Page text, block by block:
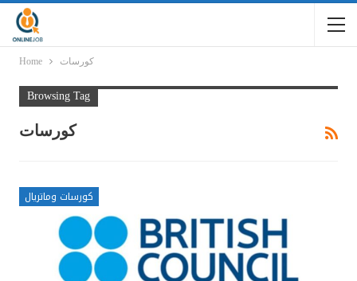
Home كورسات
Browsing Tag
كورسات
كورسات وماتريال